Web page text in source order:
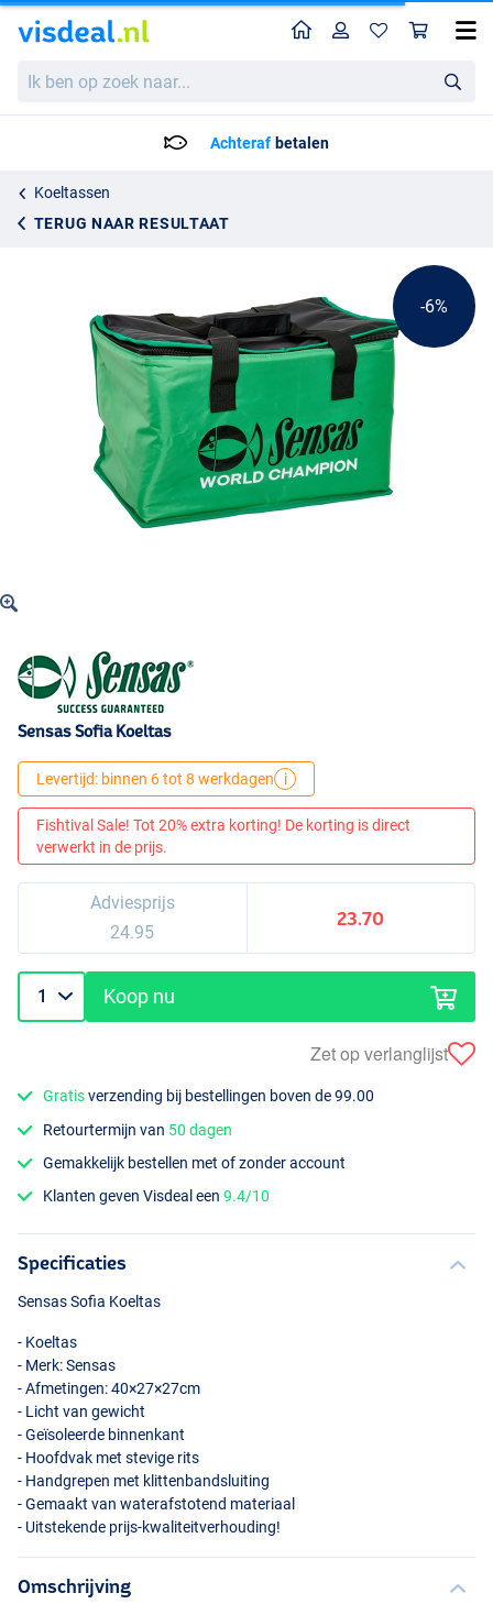
ben
HomeProfiel
Achteraf betalen
Koeltassen
TERUG NAAR RESULTAAT
Sensas Sofia Koeltas
24.95
-6%
Sensas Sofia Koeltas
Levertijd: binnen 6 tot 8 werkdagen i
Fishtival Sale! Tot 20% extra korting! De korting is direct
verwerkt in de prijs.
Adviesprijs
24.95
23.70
Koop nu
Zet op verlanglijst
Gratisverzending bij bestellingen boven de 99.00
Retourtermijn van 50 dagen
Gemakkelijk bestellen met of zonder account
Klanten geven Visdeal een9.4/10
Specificaties
Sensas Sofia Koeltas
- Koeltas
- Merk: Sensas
- Afmetingen: 40×27×27cm
- Licht van gewicht
- Geïsoleerde binnenkant
- Hoofdvak met stevige rits
- Handgrepen met klittenbandsluiting
- Gemaakt van waterafstotend materiaal
- Uitstekende prijs-kwaliteitverhouding!
Omschrijving